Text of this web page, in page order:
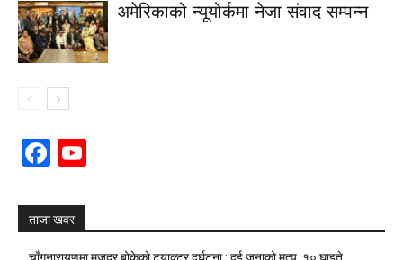
अमेरिकाको न्यूयोर्कमा नेजा संवाद सम्पन्न
Facebook
ताजा खवर